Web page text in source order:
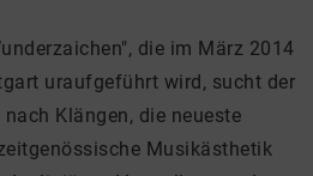
die im März 2014
uraufgeführt wird, sucht der
Klängen, die neueste
Musikästhetik